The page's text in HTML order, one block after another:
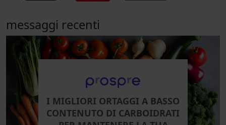
messaggi recenti
I MIGLIORI ORTAGGI A BASSO
CONTENUTO DI CARBOIDRATI